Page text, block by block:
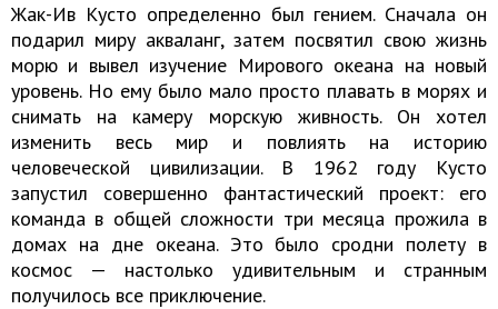
Жак-Ив Кусто определенно был гением. Сначала он
подарил миру акваланг, затем посвятил свою жизнь
морю и вывел изучение Мирового океана на новый
уровень. Но ему было мало просто плавать в морях и
снимать на камеру морскую живность. Он хотел
изменить весь мир и повлиять на историю
человеческой цивилизации. В 1962 году Кусто
запустил совершенно фантастический проект: его
команда в общей сложности три месяца прожила в
домах на дне океана. Это было сродни полету в
космос — настолько удивительным и странным
получилось все приключение.